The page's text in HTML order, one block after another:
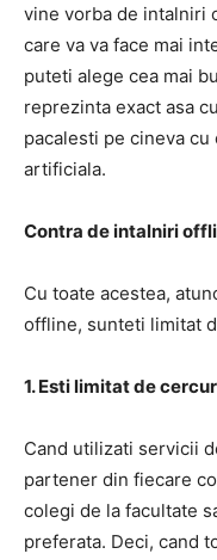
vine vorba de intalniri
care va va face mai
puteti alege cea mai
reprezinta exact asa
pacalesti pe cineva
artificiala.
Contra de intalniri
Cu toate acestea,
offline, sunteti limitat
1. Esti limitat de
Cand utilizati servicii
partener din fiecare
colegi de la facultate
preferata. Deci, cand